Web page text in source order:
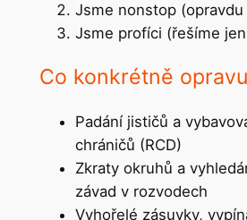
Jsme nonstop
Jsme profíci (řešíme
Co konkrétně
Padání jističů a
chráničů (RCD)
Zkraty okruhů a
závad v rozvodech
Vyhořelé zásuvky,